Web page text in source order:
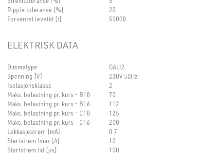
Ripple toleranse [%]
20
Forventet levetid [t]
50000
ELEKTRISK DATA
Dimmetype
DALI2
Spenning [V]
230V 50Hz
Isolasjonsklasse
2
Maks. belastning pr. kurs - B10
70
Maks. belastning pr. kurs - B16
112
Maks. belastning pr. kurs - C10
125
Maks. belastning pr. kurs - C16
200
Lekkasjestrøm [mA]
0.7
Startstrøm Imax [A]
10
Startstrøm tid [µs]
100